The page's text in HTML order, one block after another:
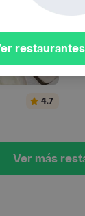
4.7
Ver más